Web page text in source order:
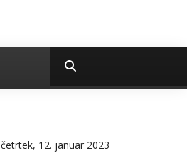
četrtek, 12. januar 2023